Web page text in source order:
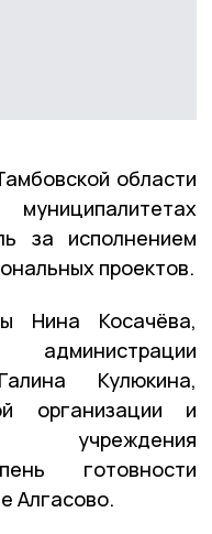
области
за исполнением
проектов.
Нина Косачёва,
Кулюкина,
организации и
учреждения
готовности
Алгасово.